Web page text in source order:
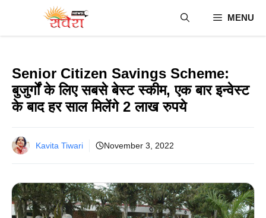
content
MENU
Senior Citizen Savings Scheme:
बुजुर्गों के लिए सबसे बेस्ट स्कीम, एक बार इन्वेस्ट
के बाद हर साल मिलेंगे 2 लाख रुपये
Kavita Tiwari November 3, 2022